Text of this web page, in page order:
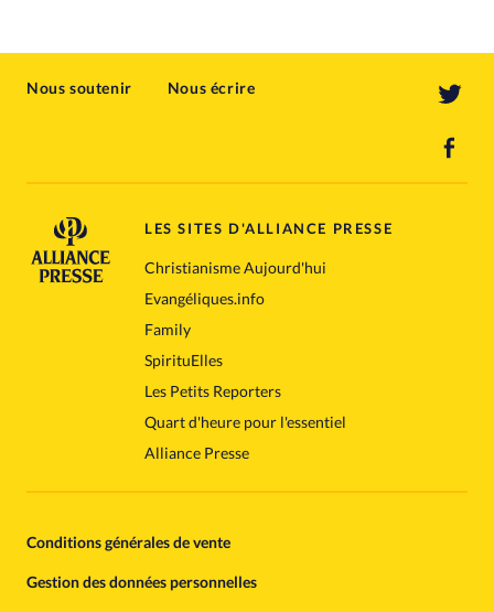
Nous soutenir Nous écrire
LES SITES D'ALLIANCE PRESSE
Christianisme Aujourd'hui
Evangéliques.info
Family
SpirituElles
Les Petits Reporters
Quart d'heure pour l'essentiel
Alliance Presse
Conditions générales de vente
Gestion des données personnelles